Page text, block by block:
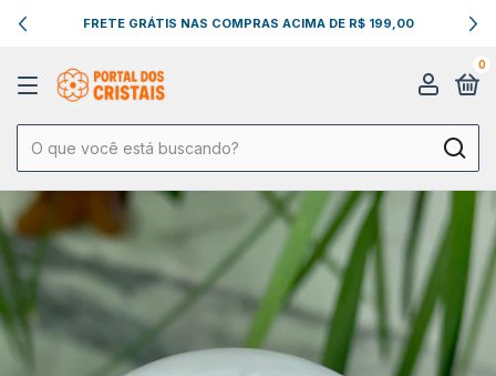
FRETE GRÁTIS NAS COMPRAS ACIMA DE R$ 199,00
0